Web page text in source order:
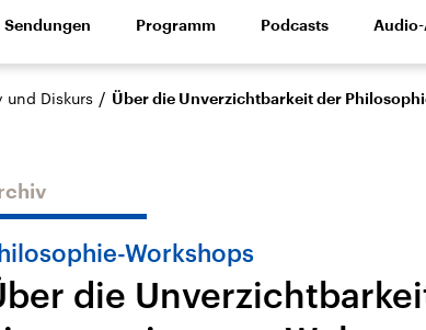
Politik Wirtschaft Wissen Kultur
Musik
Sachsen-
USA
Nahostkonflikt
Sendungen Programm Podcasts
und Diskurs / Über die Unverzichtbarkeit der
Workshops
die